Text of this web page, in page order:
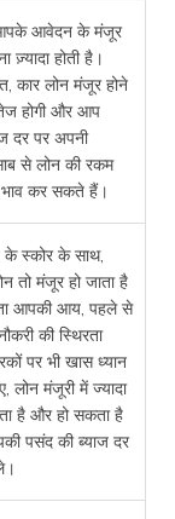
आवेदन के मंजूर
ज़्यादा होती है।
कार लोन मंजूर होने
होगी और आप
दर पर अपनी
से लोन की रकम
कर सकते हैं।
स्कोर के साथ,
तो मंजूर हो जाता है
आपकी आय, पहले से
की स्थिरता
पर भी खास ध्यान
लोन मंजूरी में ज्यादा
है और हो सकता है
पसंद की ब्याज दर